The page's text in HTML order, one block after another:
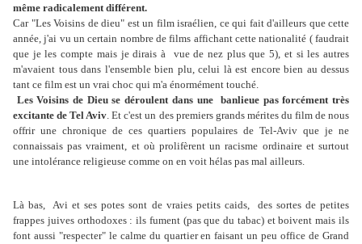
même radicalement différent.
Car "Les Voisins de dieu" est un film israélien, ce qui fait d'ailleurs que cette
année, j'ai vu un certain nombre de films affichant cette nationalité ( faudrait
que je les compte mais je dirais à vue de nez plus que 5), et si les autres
m'avaient tous dans l'ensemble bien plu, celui là est encore bien au dessus
tant ce film est un vrai choc qui m'a énormément touché.
Les Voisins de Dieu se déroulent dans une banlieue pas forcément très
excitante de Tel Aviv. Et c'est un des premiers grands mérites du film de nous
offrir une chronique de ces quartiers populaires de Tel-Aviv que je ne
connaissais pas vraiment, et où prolifèrent un racisme ordinaire et surtout
une intolérance religieuse comme on en voit hélas pas mal ailleurs.
Là bas, Avi et ses potes sont de vraies petits caids, des sortes de petites
frappes juives orthodoxes : ils fument (pas que du tabac) et boivent mais ils
font aussi "respecter" le calme du quartier en faisant un peu office de Grand